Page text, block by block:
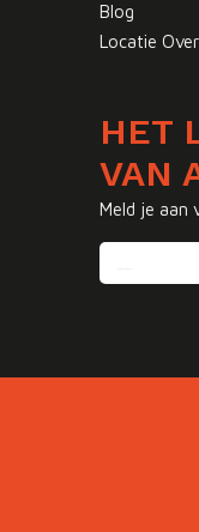
Blog
Locatie
HET
VAN
Meld je aan